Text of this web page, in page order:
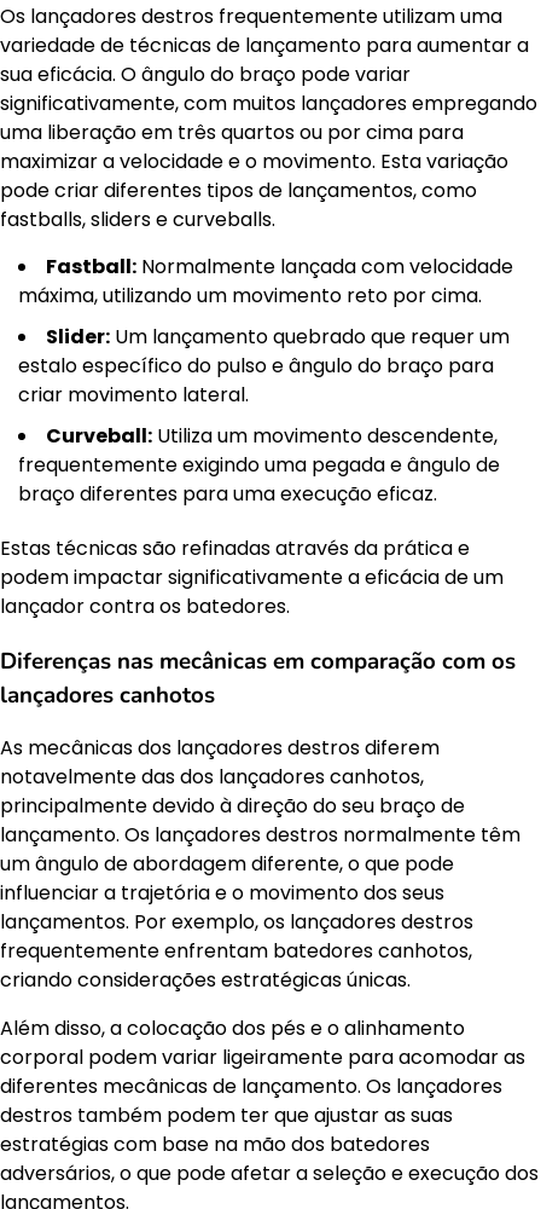
Os lançadores destros frequentemente utilizam uma
variedade de técnicas de lançamento para aumentar a
sua eficácia. O ângulo do braço pode variar
significativamente, com muitos lançadores empregando
uma liberação em três quartos ou por cima para
maximizar a velocidade e o movimento. Esta variação
pode criar diferentes tipos de lançamentos, como
fastballs, sliders e curveballs.
Fastball: Normalmente lançada com velocidade
máxima, utilizando um movimento reto por cima.
Slider: Um lançamento quebrado que requer um
estalo específico do pulso e ângulo do braço para
criar movimento lateral.
Curveball: Utiliza um movimento descendente,
frequentemente exigindo uma pegada e ângulo de
braço diferentes para uma execução eficaz.
Estas técnicas são refinadas através da prática e
podem impactar significativamente a eficácia de um
lançador contra os batedores.
Diferenças nas mecânicas em comparação com os
lançadores canhotos
As mecânicas dos lançadores destros diferem
notavelmente das dos lançadores canhotos,
principalmente devido à direção do seu braço de
lançamento. Os lançadores destros normalmente têm
um ângulo de abordagem diferente, o que pode
influenciar a trajetória e o movimento dos seus
lançamentos. Por exemplo, os lançadores destros
frequentemente enfrentam batedores canhotos,
criando considerações estratégicas únicas.
Além disso, a colocação dos pés e o alinhamento
corporal podem variar ligeiramente para acomodar as
diferentes mecânicas de lançamento. Os lançadores
destros também podem ter que ajustar as suas
estratégias com base na mão dos batedores
adversários, o que pode afetar a seleção e execução dos
lançamentos.